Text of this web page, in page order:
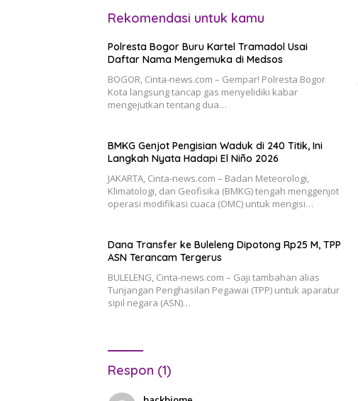
Rekomendasi untuk kamu
Polresta Bogor Buru Kartel Tramadol Usai
Daftar Nama Mengemuka di Medsos
BOGOR, Cinta-news.com – Gempar! Polresta Bogor
Kota langsung tancap gas menyelidiki kabar
mengejutkan tentang dua…
BMKG Genjot Pengisian Waduk di 240 Titik, Ini
Langkah Nyata Hadapi El Niño 2026
JAKARTA, Cinta-news.com – Badan Meteorologi,
Klimatologi, dan Geofisika (BMKG) tengah menggenjot
operasi modifikasi cuaca (OMC) untuk mengisi…
Dana Transfer ke Buleleng Dipotong Rp25 M, TPP
ASN Terancam Tergerus
BULELENG, Cinta-news.com – Gaji tambahan alias
Tunjangan Penghasilan Pegawai (TPP) untuk aparatur
sipil negara (ASN)…
Respon (1)